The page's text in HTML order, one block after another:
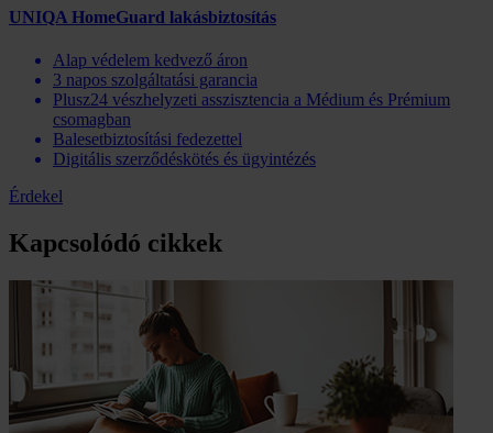
UNIQA HomeGuard lakásbiztosítás
Alap védelem kedvező áron
3 napos szolgáltatási garancia
Plusz24 vészhelyzeti asszisztencia a Médium és Prémium
csomagban
Balesetbiztosítási fedezettel
Digitális szerződéskötés és ügyintézés
Érdekel
Kapcsolódó cikkek